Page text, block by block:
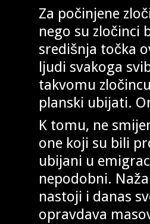
Za počinjene
nego su zločinci
središnja točka
ljudi svakoga
takvomu
planski ubijati.
K tomu, ne
one koji su bili
ubijani u
nepodobni.
nastoji i danas
opravdava